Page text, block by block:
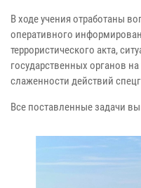
В ходе учения отработаны
оперативного
террористического акта,
государственных органов
слаженности действий
Все поставленные задачи